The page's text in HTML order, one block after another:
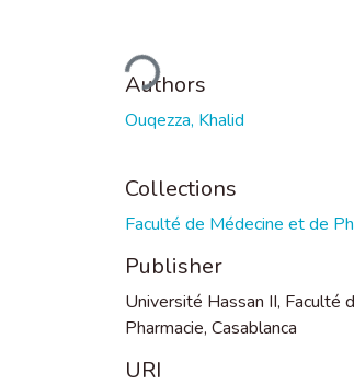
Loading...
Authors
Ouqezza, Khalid
Collections
Faculté de Médecine et de
Publisher
Université Hassan II, Faculté
Pharmacie, Casablanca
URI